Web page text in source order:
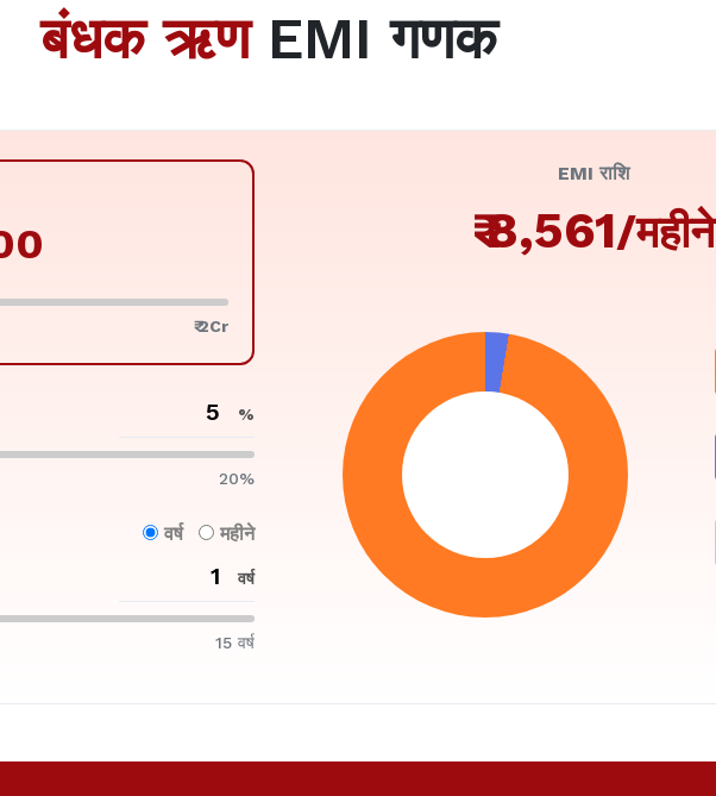
बंधक ऋणEMI गणक
₹ 2Cr
%
20%
वर्ष महीने
वर्ष
15 वर्ष
EMI राशि
₹8,561/महीने